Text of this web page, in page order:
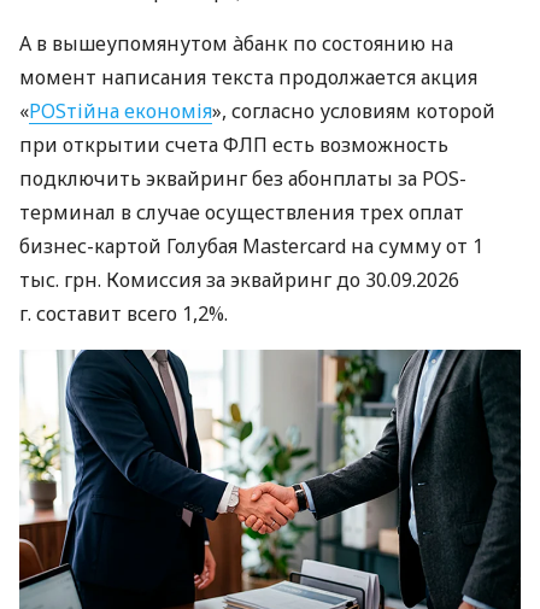
А в вышеупомянутом àбанк по состоянию на
момент написания текста продолжается акция
«POSтійна економія», согласно условиям которой
при открытии счета ФЛП есть возможность
подключить эквайринг без абонплаты за POS-
терминал в случае осуществления трех оплат
бизнес-картой Голубая Mastercard на сумму от 1
тыс. грн. Комиссия за эквайринг до 30.09.2026
г. составит всего 1,2%.